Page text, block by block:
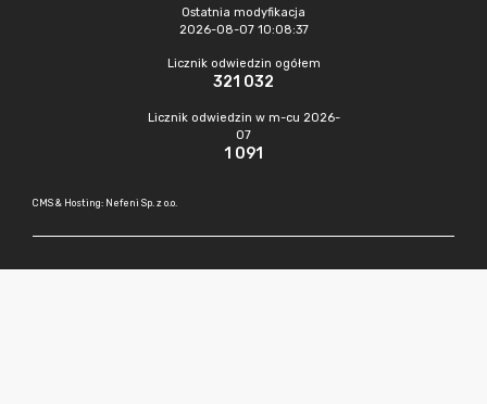
Ostatnia modyfikacja
2026-08-07 10:08:37
Licznik odwiedzin ogółem
321 032
Licznik odwiedzin w m-cu 2026-
07
1 091
CMS & Hosting: Nefeni Sp. z o.o.